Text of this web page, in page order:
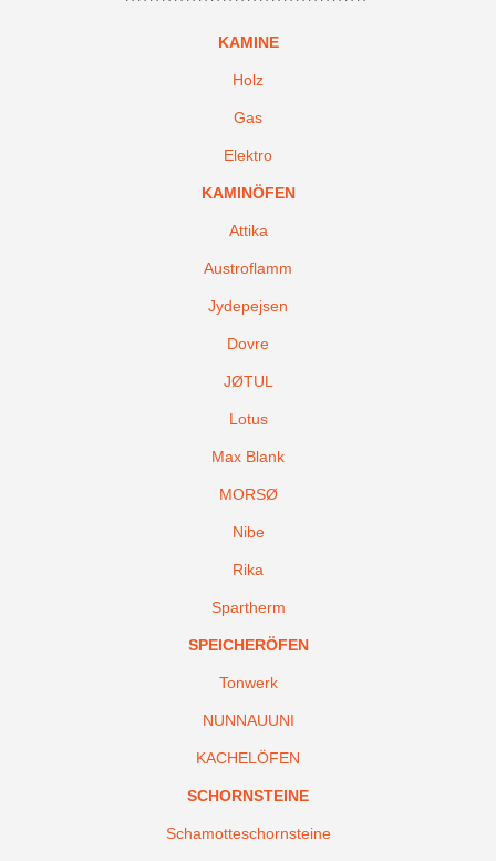
KAMINE
Holz
Gas
Elektro
KAMINÖFEN
Attika
Austroflamm
Jydepejsen
Dovre
JØTUL
Lotus
Max Blank
MORSØ
Nibe
Rika
Spartherm
SPEICHERÖFEN
Tonwerk
NUNNAUUNI
KACHELÖFEN
SCHORNSTEINE
Schamotteschornsteine